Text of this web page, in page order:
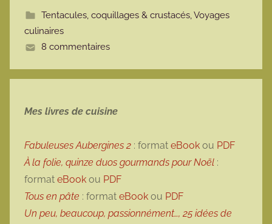
t
Tentacules, coquillages & crustacés,Voyages
culinaires
8 commentaires
Mes livres de cuisine
Fabuleuses Aubergines 2 : format eBook ou PDF
À la folie, quinze duos gourmands pour Noël :
format eBook ou PDF
Tous en pâte : format eBook ou PDF
Un peu, beaucoup, passionnément…, 25 idées de